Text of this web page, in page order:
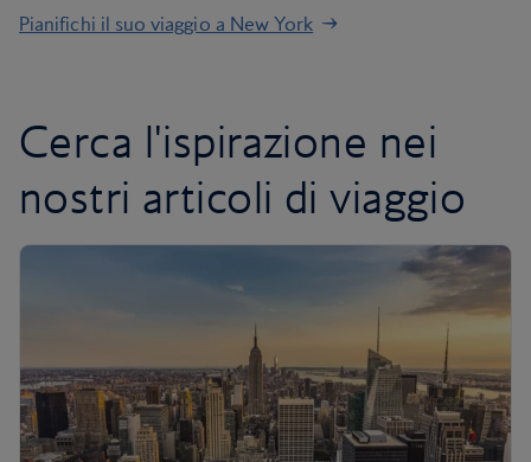
Pianifichi il suo viaggio a New York
Cerca l'ispirazione nei
nostri articoli di viaggio